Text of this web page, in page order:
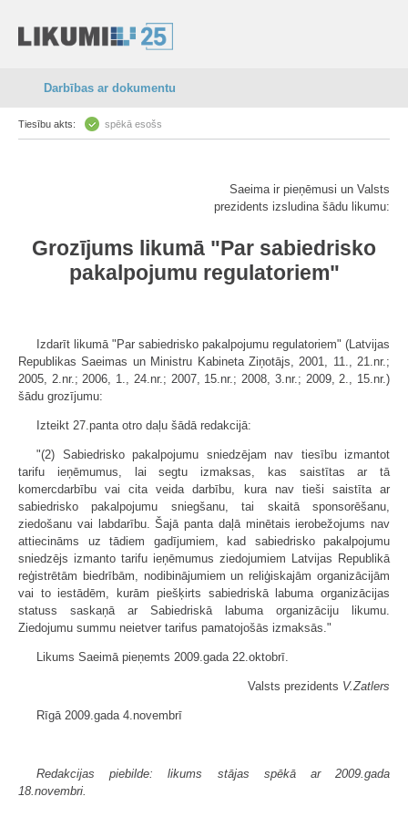
Darbības ar dokumentu
Tiesību akts: spēkā esošs
Saeima ir pieņēmusi un Valsts
prezidents izsludina šādu likumu:
Grozījums likumā "Par sabiedrisko
pakalpojumu regulatoriem"
Izdarīt likumā "Par sabiedrisko pakalpojumu regulatoriem" (Latvijas
Republikas Saeimas un Ministru Kabineta Ziņotājs, 2001, 11., 21.nr.;
2005, 2.nr.; 2006, 1., 24.nr.; 2007, 15.nr.; 2008, 3.nr.; 2009, 2., 15.nr.)
šādu grozījumu:
Izteikt 27.panta otro daļu šādā redakcijā:
"(2) Sabiedrisko pakalpojumu sniedzējam nav tiesību izmantot
tarifu ieņēmumus, lai segtu izmaksas, kas saistītas ar tā
komercdarbību vai cita veida darbību, kura nav tieši saistīta ar
sabiedrisko pakalpojumu sniegšanu, tai skaitā sponsorēšanu,
ziedošanu vai labdarību. Šajā panta daļā minētais ierobežojums nav
attiecināms uz tādiem gadījumiem, kad sabiedrisko pakalpojumu
sniedzējs izmanto tarifu ieņēmumus ziedojumiem Latvijas Republikā
reģistrētām biedrībām, nodibinājumiem un reliģiskajām organizācijām
vai to iestādēm, kurām piešķirts sabiedriskā labuma organizācijas
statuss saskaņā ar Sabiedriskā labuma organizāciju likumu.
Ziedojumu summu neietver tarifus pamatojošās izmaksās."
Likums Saeimā pieņemts 2009.gada 22.oktobrī.
Valsts prezidents V.Zatlers
Rīgā 2009.gada 4.novembrī
Redakcijas piebilde: likums stājas spēkā ar 2009.gada
18.novembri.